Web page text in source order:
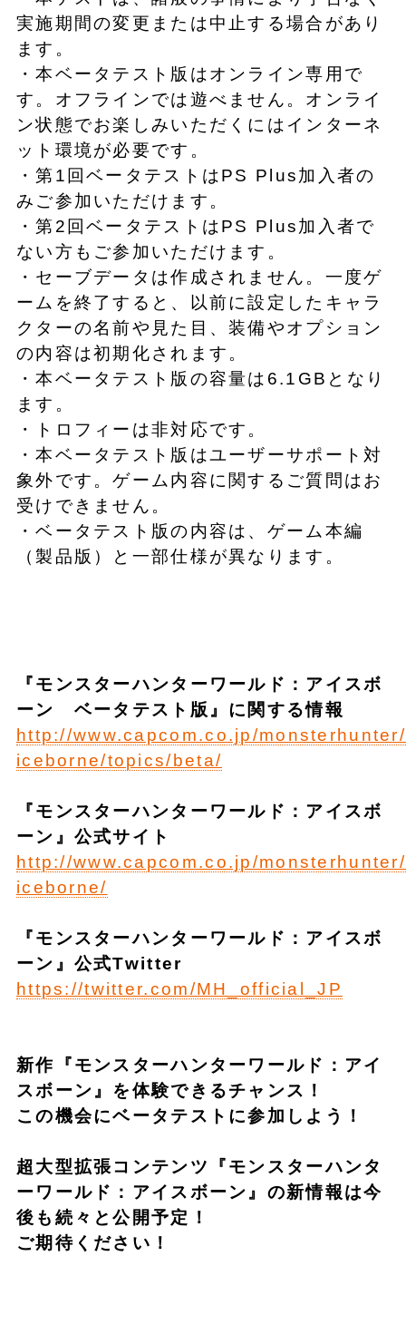
実施期間の変更または中止する場合があり
ます。
・本ベータテスト版はオンライン専用で
す。オフラインでは遊べません。オンライ
ン状態でお楽しみいただくにはインターネ
ット環境が必要です。
・第1回ベータテストはPS Plus加入者の
みご参加いただけます。
・第2回ベータテストはPS Plus加入者で
ない方もご参加いただけます。
・セーブデータは作成されません。一度ゲ
ームを終了すると、以前に設定したキャラ
クターの名前や見た目、装備やオプション
の内容は初期化されます。
・本ベータテスト版の容量は6.1GBとなり
ます。
・トロフィーは非対応です。
・本ベータテスト版はユーザーサポート対
象外です。ゲーム内容に関するご質問はお
受けできません。
・ベータテスト版の内容は、ゲーム本編
（製品版）と一部仕様が異なります。
『モンスターハンターワールド ：アイスボ
ーン ベータテスト版』 に関する情報
http://www.capcom.co.jp/
iceborne/topics/beta/
『モンスターハンターワールド：アイスボ
ーン』公式サイト
http://www.capcom.co.jp/
iceborne/
『モンスターハンターワールド：アイスボ
ーン』公式Twitter
https://twitter.com/MH_official_JP
新作『モンスターハンターワールド：アイ
スボーン』を体験できるチャンス！
この機会にベータ テ ストに参加しよう！
超大型拡張コンテンツ『モンスターハンタ
ーワールド：アイスボーン』の新情報は今
後も続々と公開予定！
ご期待ください！